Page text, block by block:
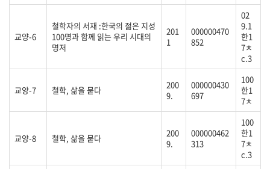
교양-6
철학자의 서재 :한국의 젊은 지성
100명과 함께 읽는 우리 시대의
명저
201
1
000000470
852
02
9.1
한1
7ㅊ
c.3
교양-7 철학, 삶을 묻다
200
9.
000000430
697
100
한1
7ㅊ
교양-8 철학, 삶을 묻다
200
9.
000000462
313
100
한1
7ㅊ
c.3